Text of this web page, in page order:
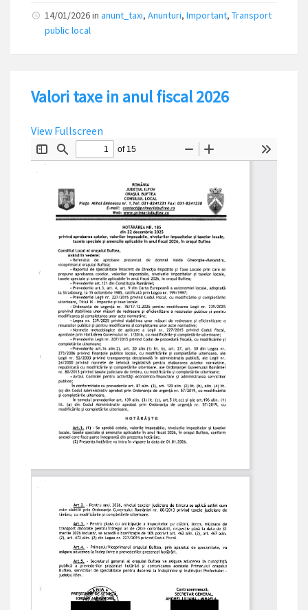
14/01/2026in anunt_taxi, Anunturi, Important, Transport
public local
Valori taxe in anul fiscal 2026
View Fullscreen